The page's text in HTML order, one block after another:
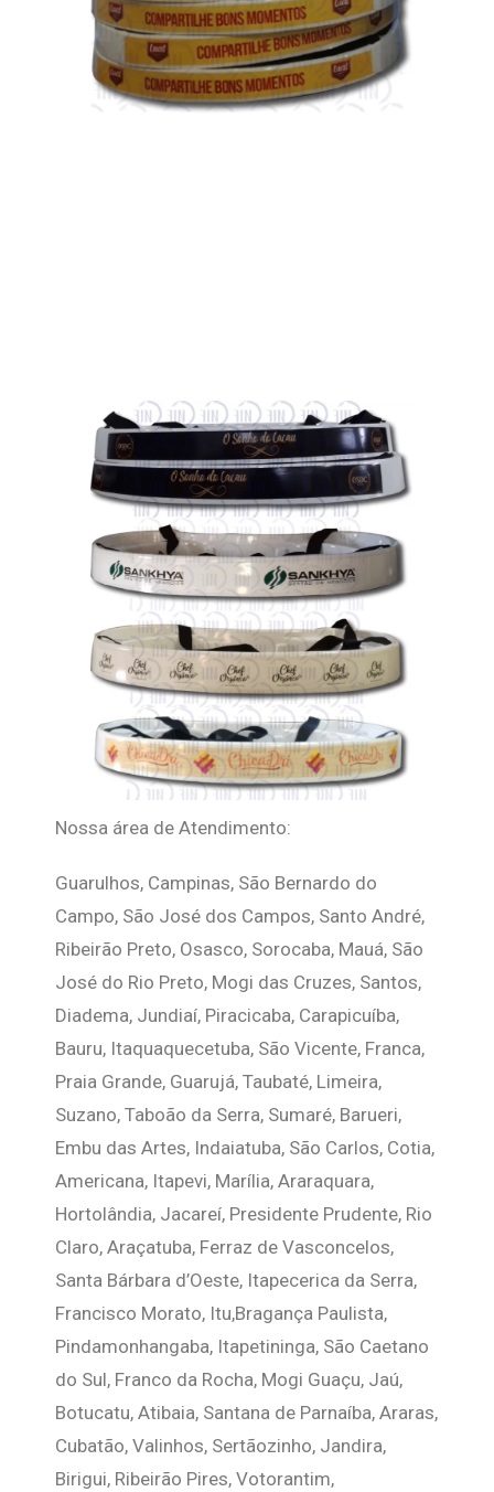
Nossa área de Atendimento:
Guarulhos, Campinas, São Bernardo do
Campo, São José dos Campos, Santo André,
Ribeirão Preto, Osasco, Sorocaba, Mauá, São
José do Rio Preto, Mogi das Cruzes, Santos,
Diadema, Jundiaí, Piracicaba, Carapicuíba,
Bauru, Itaquaquecetuba, São Vicente, Franca,
Praia Grande, Guarujá, Taubaté, Limeira,
Suzano, Taboão da Serra, Sumaré, Barueri,
Embu das Artes, Indaiatuba, São Carlos, Cotia,
Americana, Itapevi, Marília, Araraquara,
Hortolândia, Jacareí, Presidente Prudente, Rio
Claro, Araçatuba, Ferraz de Vasconcelos,
Santa Bárbara d’Oeste, Itapecerica da Serra,
Francisco Morato, Itu,Bragança Paulista,
Pindamonhangaba, Itapetininga, São Caetano
do Sul, Franco da Rocha, Mogi Guaçu, Jaú,
Botucatu, Atibaia, Santana de Parnaíba, Araras,
Cubatão, Valinhos, Sertãozinho, Jandira,
Birigui, Ribeirão Pires, Votorantim,